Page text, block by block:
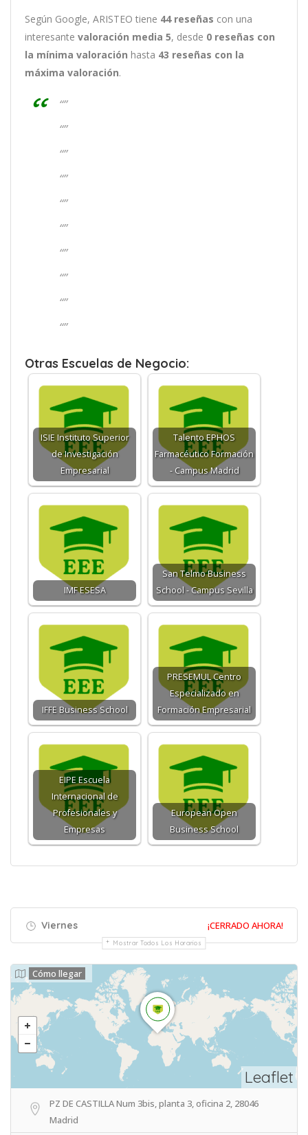
Según Google, ARISTEO tiene 44 reseñas con una
interesante valoración media 5, desde 0 reseñas con
la mínima valoración hasta 43 reseñas con la
máxima valoración.
“”
“”
“”
“”
“”
“”
“”
“”
“”
“”
Otras Escuelas de Negocio:
ISIE Instituto Superior
de Investigación
Empresarial
Talento EPHOS
Farmacéutico Formación
- Campus Madrid
IMF ESESA
San Telmo Business
School - Campus Sevilla
IFFE Business School
PRESEMUL Centro
Especializado en
Formación Empresarial
EIPE Escuela
Internacional de
Profesionales y
Empresas
European Open
Business School
Viernes ¡CERRADO AHORA!
Mostrar Todos Los Horarios
Leaflet
Cómo llegar
PZ DE CASTILLA Num 3bis, planta 3, oficina 2, 28046
Madrid